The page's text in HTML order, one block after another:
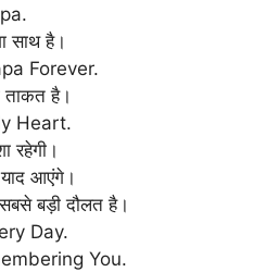
साथ है।
Forever.
ताकत है।
Heart.
रहेगी।
आएंगे।
बड़ी दौलत है।
Day.
You.